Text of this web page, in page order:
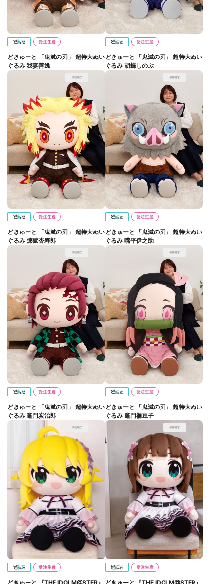
どきゅーと 「鬼滅の刃」 超特大ぬい
ぐるみ 我妻善逸
どきゅーと 「鬼滅の刃」 超特大ぬい
ぐるみ 胡蝶しのぶ
どきゅーと 「鬼滅の刃」 超特大ぬい
ぐるみ 煉獄杏寿郎
どきゅーと 「鬼滅の刃」 超特大ぬい
ぐるみ 嘴平伊之助
どきゅーと 「鬼滅の刃」 超特大ぬい
ぐるみ 竈門炭治郎
どきゅーと 「鬼滅の刃」 超特大ぬい
ぐるみ 竈門禰豆子
どきゅーと 『THE IDOLM@STER』
どきゅーと 『THE IDOLM@STER』